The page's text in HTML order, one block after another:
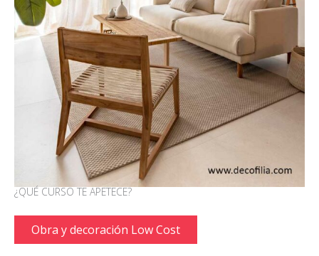
¿QUÉ CURSO TE APETECE?
Obra y decoración Low Cost